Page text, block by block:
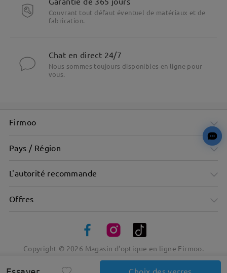
Couvrant tout défaut éventuel de matériaux et de
fabrication.
Chat en direct 24/7
Nous sommes toujours disponibles en ligne pour
vous.
Firmoo
Pays / Région
L'autorité recommande
Offres
Copyright © 2026 Magasin d'optique en ligne Firmoo.